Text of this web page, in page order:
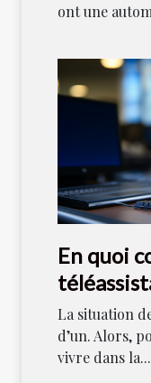
ont une
En quoi
La situation
d’un. Alors,
vivre dans la...